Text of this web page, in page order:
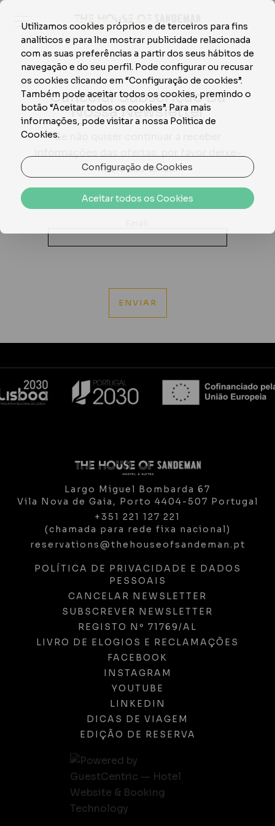
Cancelar Subscrição Da
Nossa Newsletter
Se não quiser continuar a receber
nos o seu email.
Largo Miguel Bombarda 67
Vila Nova de Gaia, Porto 4404-507 Portugal
+351 221 127 221
(chamada para rede fixa nacional)
reservations@thehouseofsandeman.pt
POLÍTICA DE PRIVACIDADE E DADOS
PESSOAIS
CANCELAR NEWSLETTER
SUBSCREVER NEWSLETTER
REGISTO Nº 71769/AL
LIVRO DE ELOGIOS E RECLAMAÇÕES
FACEBOOK
INSTAGRAM
YOUTUBE
LINKEDIN
DICAS DE VIAGEM
EDIÇÃO DE RESERVA
Utilizamos cookies próprios e de terceiros para fins
analíticos e para lhe mostrar publicidade relacionada
com as suas preferências a partir dos seus hábitos de
navegação e do seu perfil. Pode configurar ou recusar
os cookies clicando em “Configuração de cookies”.
Também pode aceitar todos os cookies, premindo o
botão “Aceitar todos os cookies”. Para mais
informações, pode visitar a nossa Politica de
Cookies.
Configuração de Cookies
Aceitar todos os Cookies